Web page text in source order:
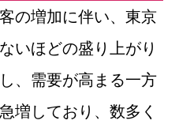
の増加に伴い、東京
いほどの盛り上がり
、需要が高まる一方
増しており、数多く